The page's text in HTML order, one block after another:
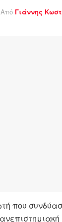
Από Γιάννης
που